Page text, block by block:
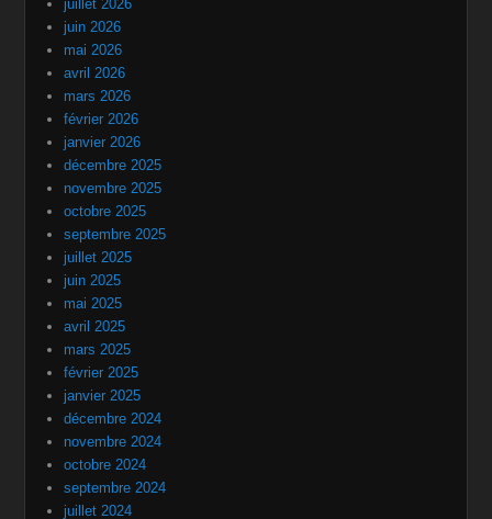
juillet 2026
juin 2026
mai 2026
avril 2026
mars 2026
février 2026
janvier 2026
décembre 2025
novembre 2025
octobre 2025
septembre 2025
juillet 2025
juin 2025
mai 2025
avril 2025
mars 2025
février 2025
janvier 2025
décembre 2024
novembre 2024
octobre 2024
septembre 2024
juillet 2024